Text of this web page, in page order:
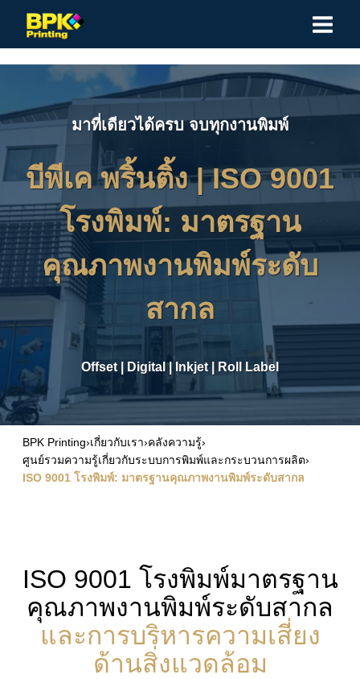
มาที่เดียวได้ครบ จบทุกงานพิมพ์
บีพีเค พริ้นติ้ง |ISO 9001
โรงพิมพ์: มาตรฐาน
คุณภาพงานพิมพ์ระดับ
สากล
Offset Digital | Inkjet| Roll Label
BPK Printing›เกี่ยวกับเรา›คลังความรู้›
ศูนย์รวมความรู้เกี่ยวกับระบบการพิมพ์และกระบวนการผลิต›
ISO 9001 โรงพิมพ์: มาตรฐานคุณภาพงานพิมพ์ระดับสากล
ISO 9001 โรงพิมพ์มาตรฐาน
คุณภาพงานพิมพ์ระดับสากล
และการบริหารความเสี่ยง
ด้านสิ่งแวดล้อม